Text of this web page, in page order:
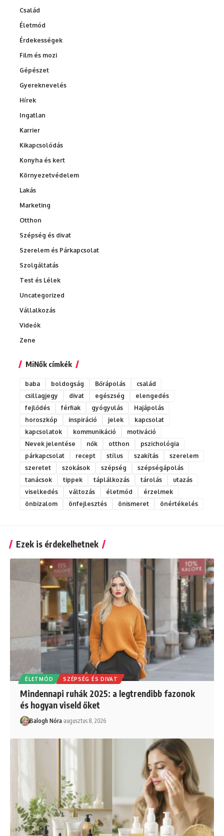
Család
Életmód
Érdekességek
Film és mozi
Gépészet
Gyereknevelés
Hírek
Ingatlan
Karrier
Kikapcsolódás
Konyha és kert
Környezetvédelem
Lakás
Marketing
Otthon
Szépség és divat
Szerelem és Párkapcsolat
Szolgáltatás
Test és Lélek
Uncategorized
Vállalkozás
Videók
Zene
MiNők címkék
baba boldogság Bőrápolás
család
csillagjegy
divat egészség
elengedés
fejlődés
férfiak gyógyulás
Hajápolás
horoszkóp
inspiráció jelek
kapcsolat
kapcsolatok
kommunikáció
motiváció
Nevek jelentése
nők otthon
pszichológia
párkapcsolat
recept stílus szakítás
szerelem
szeretet
szokások szépség
szépségápolás
tanácsok
tippek táplálkozás tárolás
utazás
viselkedés
változás életmód
érzelmek
önbizalom
önfejlesztés önismeret önértékelés
Ezek is érdekelhetnek
ÉLETMÓD SZÉPSÉG ÉS DIVAT
Mindennapi ruhák 2025: a legtrendibb fazonok
és hogyan viseld őket
Balogh Nóra augusztus 8, 2026